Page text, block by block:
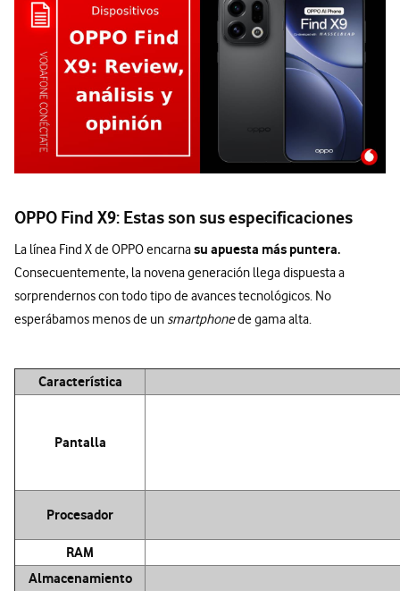
OPPO Find X9: Estas son sus especificaciones
La línea Find X de OPPO encarnasu apuesta más puntera.
Consecuentemente, la novena generación llega dispuesta a
sorprendernos con todo tipo de avances tecnológicos. No
esperábamos menos de un smartphonede gama alta.
Característica
Pantalla
Procesador
RAM
Almacenamiento